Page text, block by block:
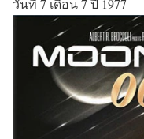
วันที่ 7 เดือน 7 ปี 1977